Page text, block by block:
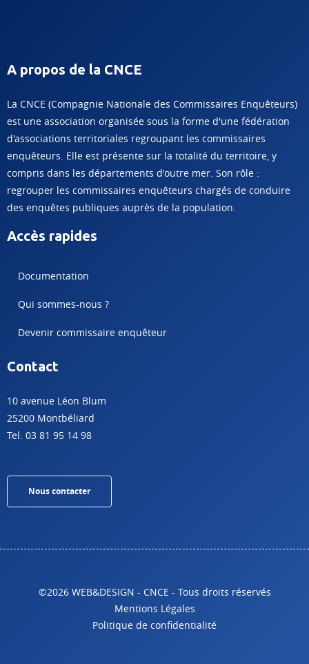
A propos de la CNCE
La CNCE (Compagnie Nationale des Commissaires Enquêteurs)
est une association organisée sous la forme d'une fédération
d'associations territoriales regroupant les commissaires
enquêteurs. Elle est présente sur la totalité du territoire, y
compris dans les départements d'outre mer. Son rôle :
regrouper les commissaires enquêteurs chargés de conduire
des enquêtes publiques auprès de la population.
Accès rapides
Documentation
Qui sommes-nous ?
Devenir commissaire enquêteur
Contact
10 avenue Léon Blum
25200 Montbéliard
Tel. 03 81 95 14 98
Nous contacter
©2026 WEB&DESIGN - CNCE - Tous droits réservés
Mentions Légales
Politique de confidentialité